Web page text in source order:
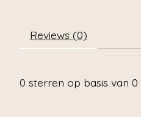
Reviews (0)
0 sterren op basis van 0